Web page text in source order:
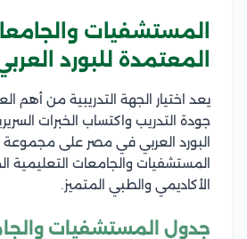
المستشفيات
المعتمدة للبورد
يعد اختيار الجهة التدريبية من أهم
جودة التدريب واكتساب الخبرات
البورد العربي في مصر على
المستشفيات والجامعات التعليمية
الأكاديمي والطبي المتميز.
جدول المستشفيات